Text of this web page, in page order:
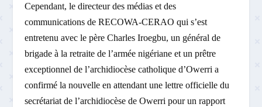
Cependant, le directeur des médias et des
communications de RECOWA-CERAO qui s’est
entretenu avec le père Charles Iroegbu, un général de
brigade à la retraite de l’armée nigériane et un prêtre
exceptionnel de l’archidiocèse catholique d’Owerri a
confirmé la nouvelle en attendant une lettre officielle du
secrétariat de l’archidiocèse de Owerri pour un rapport